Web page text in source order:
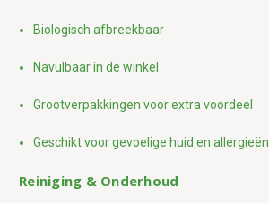
Biologisch afbreekbaar
Navulbaar in de winkel
Grootverpakkingen voor extra voordeel
Geschikt voor gevoelige huid en allergieën
Reiniging & Onderhoud